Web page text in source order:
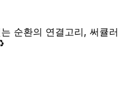
순환의 연결고리, 써큘러